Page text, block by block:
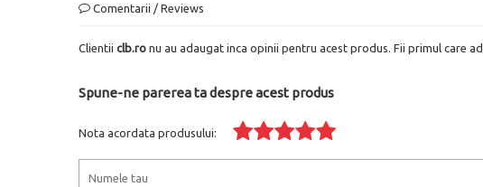
Comentarii / Reviews
Clientii clb.ro nu au adaugat inca opinii pentru acest produs. Fii primul care
Spune-ne parerea ta despre acest produs
Nota acordata produsului: